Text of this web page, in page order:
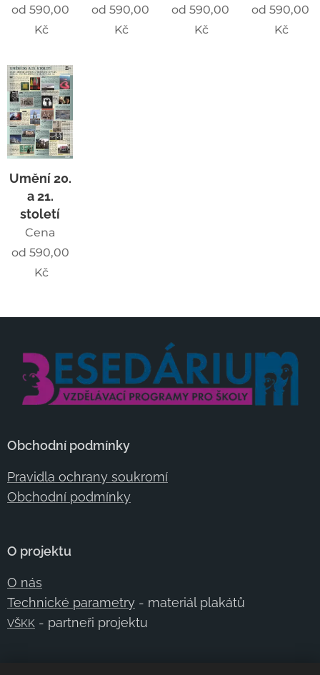
od 590,00
Kč
od 590,00
Kč
od 590,00
Kč
od 590,00
Kč
Umění 20.
a 21.
století
Cena
od 590,00
Kč
Obchodní podmínky
Pravidla ochrany soukromí
Obchodní podmínky
O projektu
O nás
Technické parametry - materiál plakátů
VŠKK - partneři projektu